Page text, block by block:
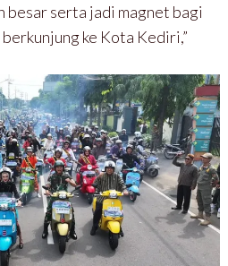
besar serta jadi magnet bagi
ke Kota Kediri,”